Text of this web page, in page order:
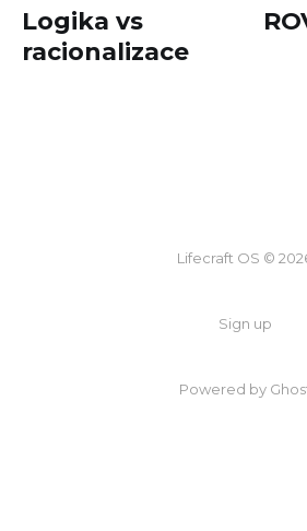
Logika vs
racionalizace
Lifecraft OS ©
Sign up
Powered by